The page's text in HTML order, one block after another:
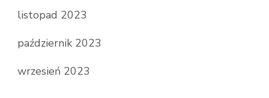
listopad 2023
październik 2023
wrzesień 2023